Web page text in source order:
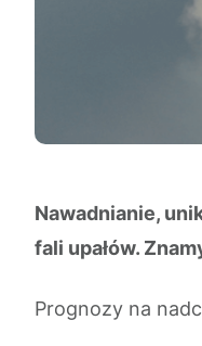
Nawadnianie,
fali upałów.
Prognozy na